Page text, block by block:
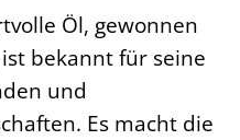
Öl, gewonnen
bekannt für seine
und
Es macht die